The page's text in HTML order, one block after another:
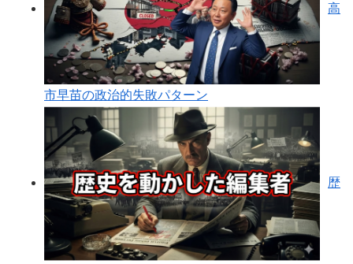
高
市早苗の政治的失敗パターン
歴